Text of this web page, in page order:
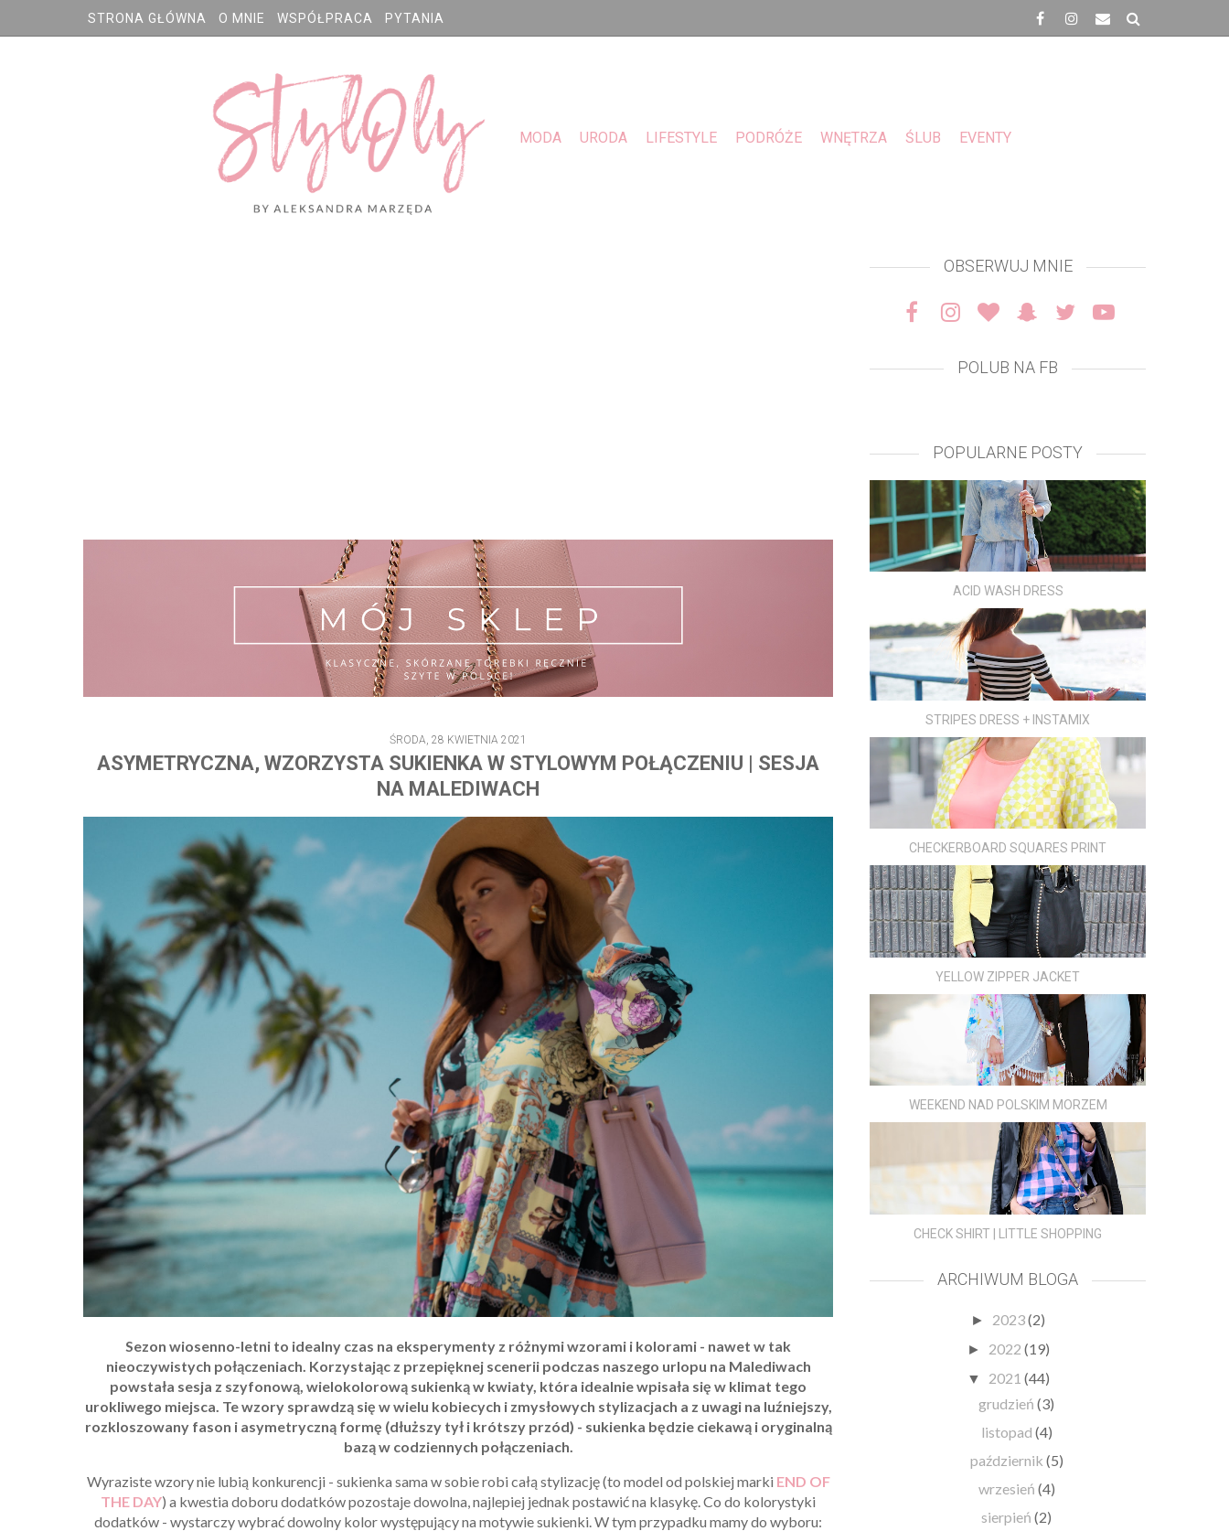
STRONA GŁÓWNA O MNIE WSPÓŁPRACA PYTANIA
MODA URODA LIFESTYLE PODRÓŻE WNĘTRZA ŚLUB EVENTY
ŚRODA, 28 KWIETNIA 2021
ASYMETRYCZNA, WZORZYSTA SUKIENKA W STYLOWYM POŁĄCZENIU | SESJA
NA MALEDIWACH
Sezon wiosenno-letni to idealny czas na eksperymenty z różnymi wzorami i kolorami - nawet w tak
nieoczywistych połączeniach. Korzystając z przepięknej scenerii podczas naszego urlopu na Malediwach
powstała sesja z szyfonową, wielokolorową sukienką w kwiaty, która idealnie wpisała się w klimat tego
urokliwego miejsca. Te wzory sprawdzą się w wielu kobiecych i zmysłowych stylizacjach a z uwagi na luźniejszy,
rozkloszowany fason i asymetryczną formę (dłuższy tył i krótszy przód) - sukienka będzie ciekawą i oryginalną
bazą w codziennych połączeniach.
Wyraziste wzory nie lubią konkurencji - sukienka sama w sobie robi całą stylizację (to model od polskiej marki END OF
THE DAY) a kwestia doboru dodatków pozostaje dowolna, najlepiej jednak postawić na klasykę. Co do kolorystyki
dodatków - wystarczy wybrać dowolny kolor występujący na motywie sukienki. W tym przypadku mamy do wyboru:
OBSERWUJ MNIE
POLUB NA FB
POPULARNE POSTY
ACID WASH DRESS
STRIPES DRESS + INSTAMIX
CHECKERBOARD SQUARES PRINT
YELLOW ZIPPER JACKET
WEEKEND NAD POLSKIM MORZEM
CHECK SHIRT | LITTLE SHOPPING
ARCHIWUM BLOGA
► 2023(2)
► 2022 (19)
▼ 2021 (44)
grudzień(3)
listopad (4)
październik (5)
wrzesień (4)
sierpień(2)